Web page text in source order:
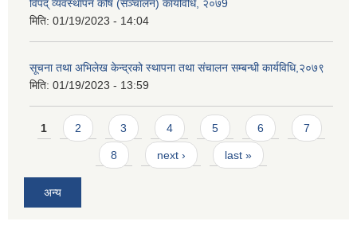
विपद् व्यवस्थापन कोष (सञ्चालन) कार्यविधि, २०७9
मिति: 01/19/2023 - 14:04
सूचना तथा अभिलेख केन्द्रको स्थापना तथा संचालन सम्बन्धी कार्यविधि,२०७९
मिति: 01/19/2023 - 13:59
Pages
1 2 3 4 5 6 7
8 next › last »
अन्य